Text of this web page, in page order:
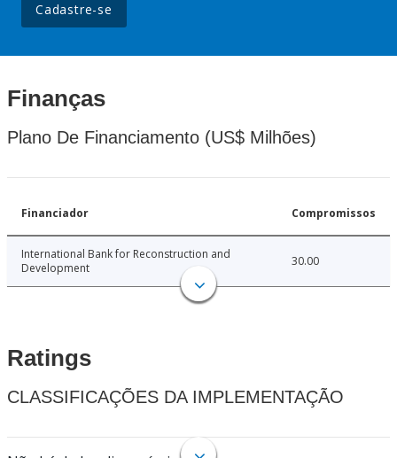
Cadastre-se
Finanças
Plano De Financiamento (US$ Milhões)
Financiador Compromissos
International Bank for Reconstruction and
Development
30.00
Ratings
CLASSIFICAÇÕES DA IMPLEMENTAÇÃO